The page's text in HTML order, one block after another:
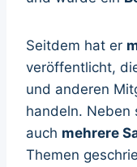
Seitdem hat er
veröffentlicht,
und anderen
handeln. Neben
auch mehrere
Themen